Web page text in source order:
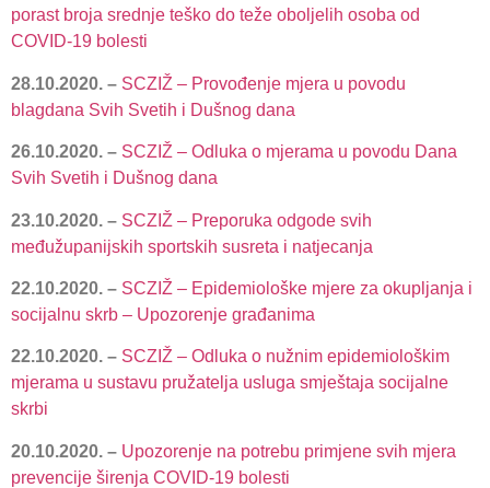
porast broja srednje teško do teže oboljelih osoba od
COVID-19 bolesti
28.10.2020. – SCZIŽ – Provođenje mjera u povodu
blagdana Svih Svetih i Dušnog dana
26.10.2020. – SCZIŽ – Odluka o mjerama u povodu Dana
Svih Svetih i Dušnog dana
23.10.2020. – SCZIŽ – Preporuka odgode svih
međužupanijskih sportskih susreta i natjecanja
22.10.2020. – SCZIŽ – Epidemiološke mjere za okupljanja i
socijalnu skrb – Upozorenje građanima
22.10.2020. – SCZIŽ – Odluka o nužnim epidemiološkim
mjerama u sustavu pružatelja usluga smještaja socijalne
skrbi
20.10.2020. – Upozorenje na potrebu primjene svih mjera
prevencije širenja COVID-19 bolesti